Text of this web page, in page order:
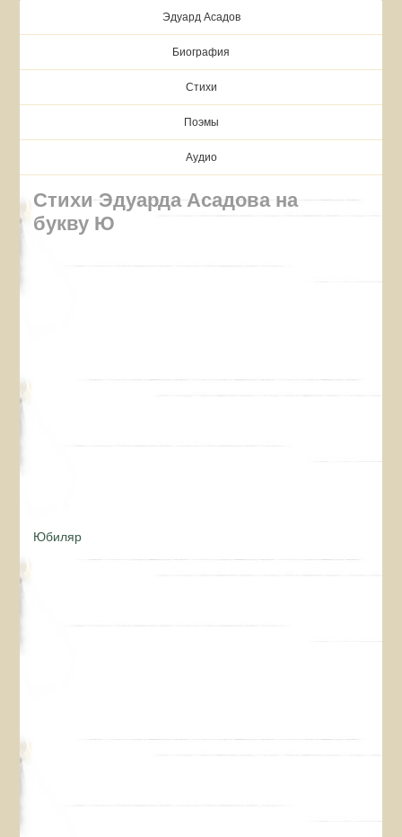
Эдуард Асадов
Биография
Стихи
Поэмы
Аудио
Стихи Эдуарда Асадова на
букву Ю
Юбиляр